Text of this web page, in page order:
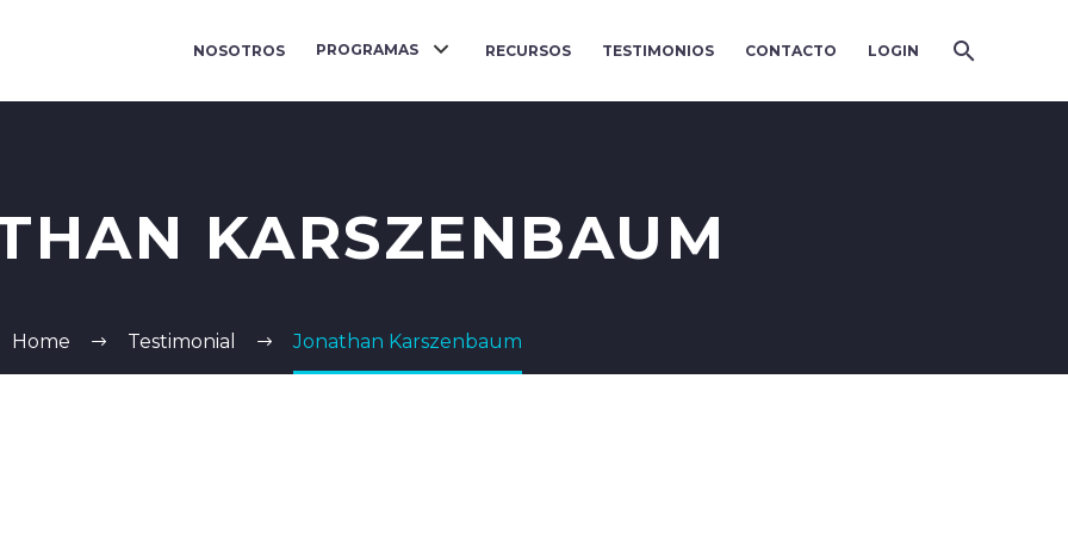
NOSOTROS PROGRAMAS RECURSOS TESTIMONIOS CONTACTO LOGIN
KARSZENBAUM
Home Testimonial Jonathan Karszenbaum